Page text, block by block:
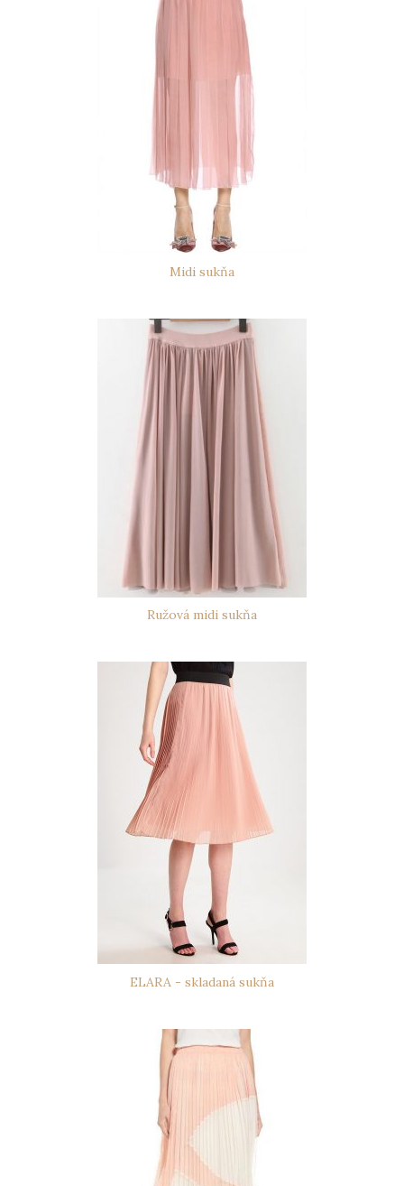
Midi sukňa
Ružová midi sukňa
ELARA - skladaná sukňa